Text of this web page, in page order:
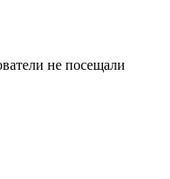
не посещали